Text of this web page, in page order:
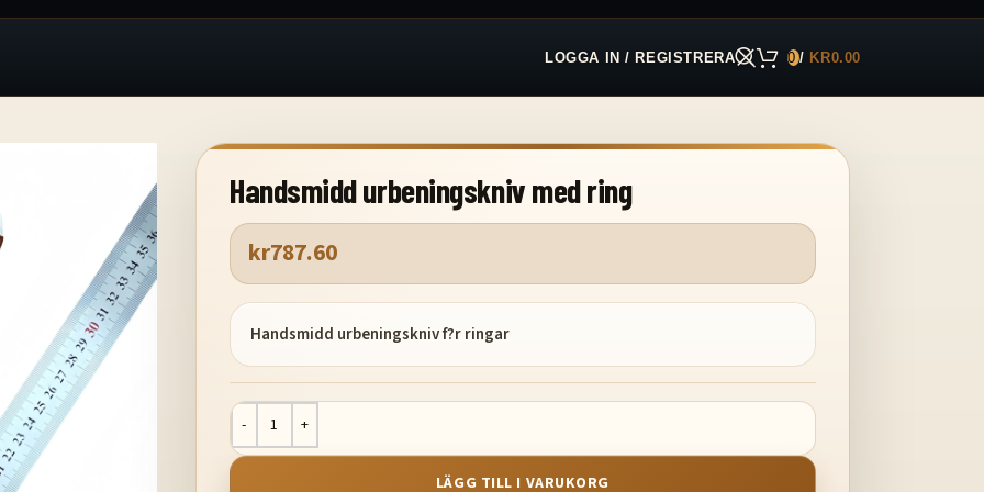
LOGGA IN / REGISTRERA 0/ KR0.00
Handsmidd urbeningskniv med ring
kr787.60
Handsmidd urbeningskniv f?r ringar
LÄGG TILL I VARUKORG